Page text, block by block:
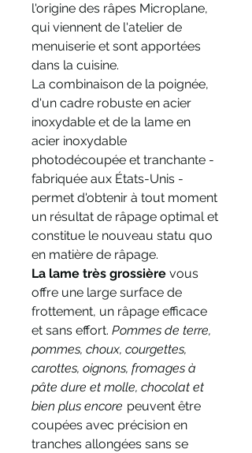
l'origine des râpes Microplane,
qui viennent de l'atelier de
menuiserie et sont apportées
dans la cuisine.
La combinaison de la poignée,
d'un cadre robuste en acier
inoxydable et de la lame en
acier inoxydable
photodécoupée et tranchante -
fabriquée aux États-Unis -
permet d'obtenir à tout moment
un résultat de râpage optimal et
constitue le nouveau statu quo
en matière de râpage.
La lame très grossière vous
offre une large surface de
frottement, un râpage efficace
et sans effort. Pommes de terre,
pommes, choux, courgettes,
carottes, oignons, fromages à
pâte dure et molle, chocolat et
bien plus encore peuvent être
coupées avec précision en
tranches allongées sans se